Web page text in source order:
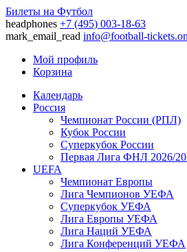
Билеты на Футбол
headphones +7 (495) 003-18-63
mark_email_read info@football-
Мой профиль
Корзина
Календарь
Россия
Чемпионат России (РПЛ)
Кубок России
Суперкубок России
Первая Лига ФНЛ 2026/
UEFA
Чемпионат Европы
Лига Чемпионов УЕФА
Суперкубок УЕФА
Лига Европы УЕФА
Лига Наций УЕФА
Лига Конференций УЕФА